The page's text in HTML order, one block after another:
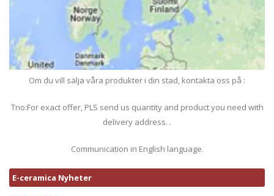
Om du vill sälja våra produkter i din stad, kontakta oss på :
Tno:For exact offer, PLS send us quantity and product you need with
delivery address. .
Communication in English language.
E-ceramica Nyheter